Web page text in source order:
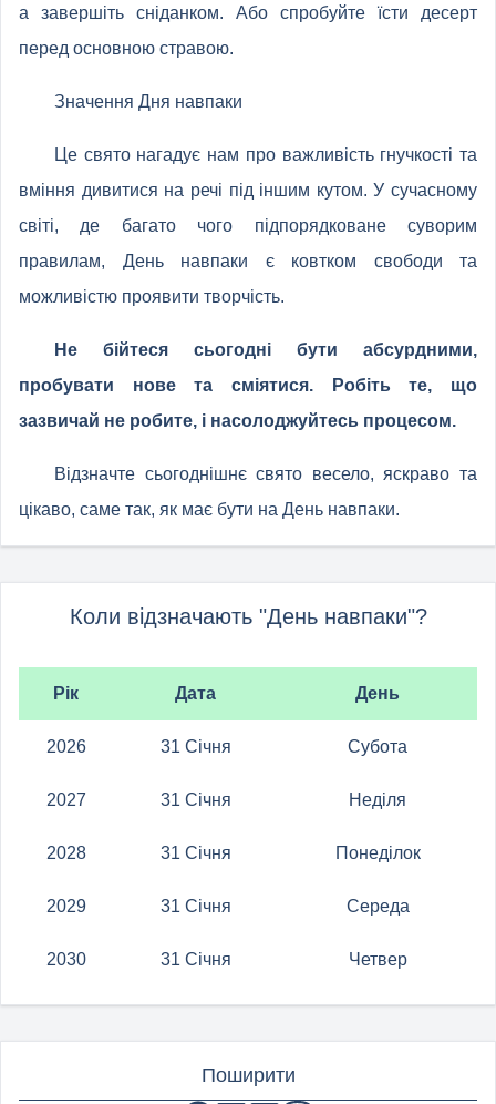
а завершіть сніданком. Або спробуйте їсти десерт
перед основною стравою.
Значення Дня навпаки
Це свято нагадує нам про важливість гнучкості та
вміння дивитися на речі під іншим кутом. У сучасному
світі, де багато чого підпорядковане суворим
правилам, День навпаки є ковтком свободи та
можливістю проявити творчість.
Не бійтеся сьогодні бути абсурдними,
пробувати нове та сміятися. Робіть те, що
зазвичай не робите, і насолоджуйтесь процесом.
Відзначте сьогоднішнє свято весело, яскраво та
цікаво, саме так, як має бути на День навпаки.
Коли відзначають "День навпаки"?
Рік Дата День
2026 31 Січня Субота
2027 31 Січня Неділя
2028 31 Січня Понеділок
2029 31 Січня Середа
2030 31 Січня Четвер
Поширити